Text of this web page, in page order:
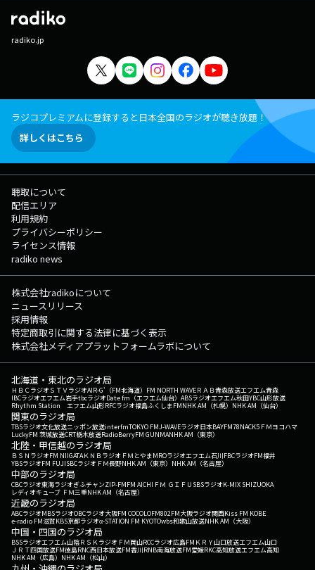
radiko.jp
ラジコプレミアムに登録すると日本全国のラジオが聴き放題！
詳しくはこちら
聴取について
配信エリア
利用規約
プライバシーポリシー
ライセンス情報
radiko news
株式会社radikoについて
ニュースリリース
採用情報
特定商取引に関する法律に基づく表示
株式会社メディアプラットフォームラボについて
北海道・東北のラジオ局
ＨＢＣラジオＳＴＶラジオAIR-G'（FM北海道） FM NORTH WAVEＲＡＢ青森放送エフエム青森
IBCラジオエフエム岩手tbcラジオDate fm（エフエム仙台） ABSラジオエフエム秋田YBC山形放送
Rhythm Station エフエム山形RFCラジオ福島ふくしまFMNHK AM（札幌） NHK AM（仙台）
関東のラジオ局
TBSラジオ文化放送ニッポン放送interfmTOKYO FMJ-WAVEラジオ日本BAYFM78NACK5 ＦＭヨコハマ
LuckyFM 茨城放送CRT栃木放送RadioBerryFM GUNMANHK AM（東京）
北陸・甲信越のラジオ局
ＢＳＮラジオFM NIIGATAＫＮＢラジオ ＦＭとやまMROラジオエフエム石川FBCラジオFM福井
YBSラジオFM FUJISBCラジオ ＦＭ長野NHK AM（東京） NHK AM（名古屋）
中部のラジオ局
CBCラジオ東海ラジオぎふチャンZIP-FMFM AICHI ＦＭ ＧＩＦＵ SBSラジオK-MIX SHIZUOKA
レディオキューブ ＦＭ三重NHK AM（名古屋）
近畿のラジオ局
ABCラジオMBSラジオOBCラジオ大阪FM COCOLOFM802FM大阪ラジオ関西Kiss FM KOBE
e-radio FM滋賀KBS京都ラジオα-STATION FM KYOTOwbs和歌山放送NHK AM（大阪）
中国・四国のラジオ局
BSSラジオエフエム山陰ＲＳＫラジオ ＦＭ岡山RCCラジオ広島FM ＫＲＹ山口放送エフエム山口
ＪＲＴ四国放送FM徳島RNC西日本放送FM香川RNB南海放送FM愛媛RKC高知放送エフエム高知
NHK AM（広島） NHK AM（松山）